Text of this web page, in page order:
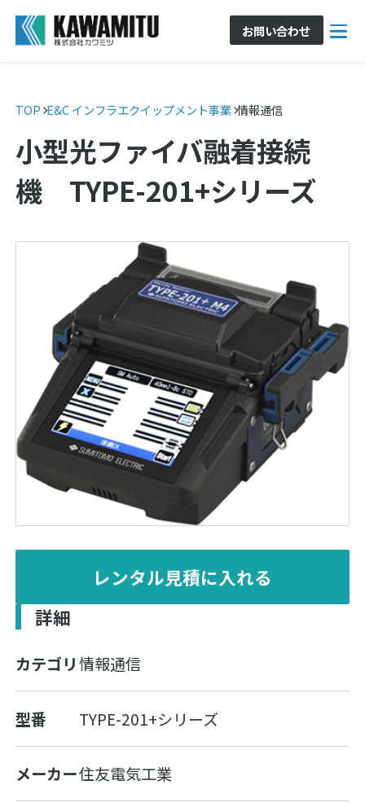
お問い合わせ
TOP E&C インフラエクイップメント事業 情報通信
小型光ファイバ融着接続
機 TYPE-201+シリーズ
レンタル見積に入れる
詳細
カテゴリ情報通信
型番 TYPE-201+シリーズ
メーカー住友電気工業